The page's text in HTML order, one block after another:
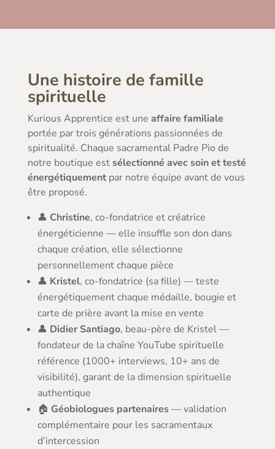
Une histoire de famille
spirituelle
Kurious Apprentice est une affaire familiale
portée par trois générations passionnées de
spiritualité. Chaque sacramental Padre Pio de
notre boutique est sélectionné avec soin et testé
énergétiquementpar notre équipe avant de vous
être proposé.
👤 Christine, co-fondatrice et créatrice
énergéticienne — elle insuffle son don dans
chaque création, elle sélectionne
personnellement chaque pièce
👤 Kristel, co-fondatrice (sa fille) — teste
énergétiquement chaque médaille, bougie et
carte de prière avant la mise en vente
👤 Didier Santiago, beau-père de Kristel —
fondateur de la chaîne YouTube spirituelle
référence (1000+ interviews, 10+ ans de
visibilité), garant de la dimension spirituelle
authentique
🏠 Géobiologues partenaires— validation
complémentaire pour les sacramentaux
d’intercession